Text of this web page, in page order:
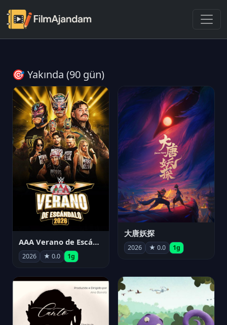
🎯 Yakında (90 gün)
AAA Verano de Escándalo 2026 - Week 3
2026 ★ 0.0 1g
大唐妖探
2026 ★ 0.0 1g